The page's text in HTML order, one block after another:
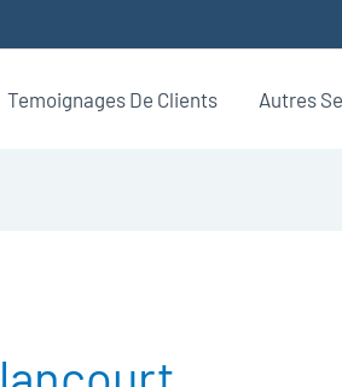
Temoignages De Clients Autres